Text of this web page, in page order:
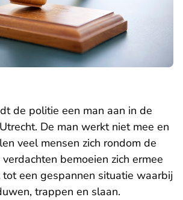
de politie een man aan in de
De man werkt niet mee en
veel mensen zich rondom de
bemoeien zich ermee
een gespannen situatie waarbij
trappen en slaan.